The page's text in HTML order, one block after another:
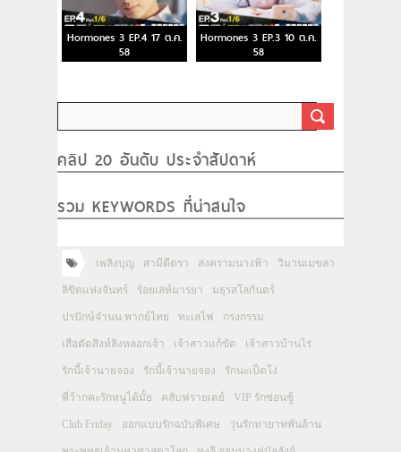
Hormones 3 EP.4 17 ต.ค.
58
Hormones 3 EP.3 10 ต.ค.
58
คลิป 20 อันดับ ประจำสัปดาห์
รวม KEYWORDS ที่น่าสนใจ
เพลิงบุญ สามีตีตรา สงครามนางฟ้า วิมานเมขลา
ลิขิตแห่งจันทร์ ร้อยเล่ห์มารยา มธุรสโลกันตร์
ปรปักษ์จำนน พากย์ไทย ทะเลไฟ กรงกรรม
เสือตัดสิงห์ลิงหลอกเจ้า เจ้าสาวแก้ขัด เจ้าสาวบ้านไร่
รักนี้เจ้านายจอง รักนี้เจ้านายจอง รักนะเป็ดโง่
พี่ว้ากคะรักหนูได้มั้ย คลับฟรายเดย์ VIP รักซ่อนชู้
Club Friday ออกแบบรักฉบับพิเศษ วุ่นรักทายาทพันล้าน